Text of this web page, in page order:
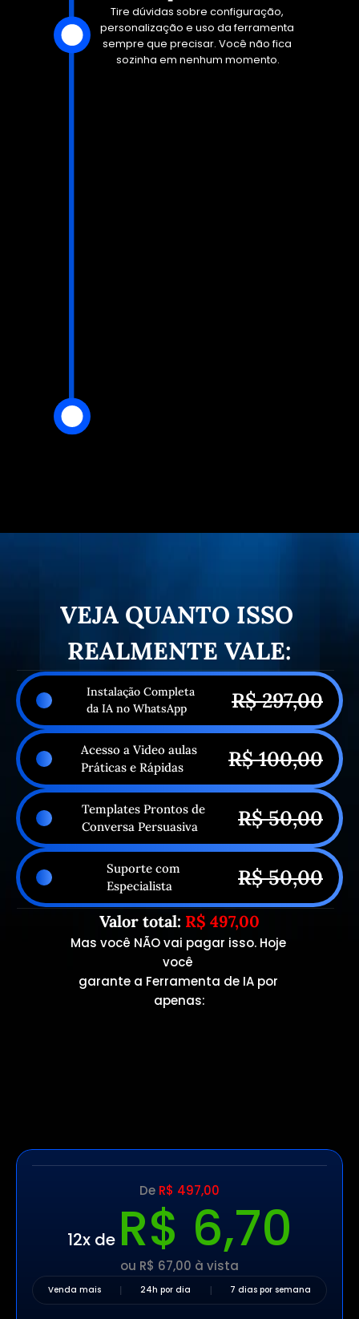
Tire dúvidas sobre configuração,
personalização e uso da ferramenta
sempre que precisar. Você não fica
sozinha em nenhum momento.
VEJA QUANTO ISSO
REALMENTE VALE:
Instalação Completa
da IA no WhatsApp
R$ 297,00
Acesso a Video aulas
Práticas e Rápidas
R$ 100,00
Templates Prontos de
Conversa Persuasiva
R$ 50,00
Suporte com
Especialista
R$ 50,00
Valor total: R$ 497,00
Mas você NÃO vai pagar isso. Hoje
você
garante a Ferramenta de IA por
apenas:
De R$ 497,00
12x de R$ 6,70
ou R$ 67,00 à vista
Venda mais 24h por dia 7 dias por semana